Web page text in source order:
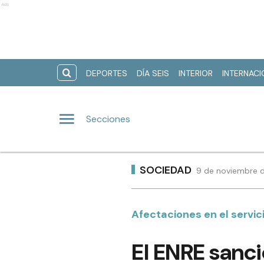
Ads
DEPORTES DÍA SEIS INTERIOR
Secciones
SOCIEDAD 9 de noviembre
Afectaciones en el
El ENRE